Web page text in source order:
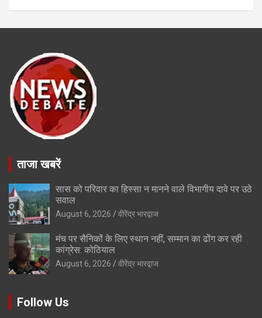
ताजा खबरें
सास को परिवार का हिस्सा न मानने वाले विभागीय दावे पर उठे
सवाल
August 6, 2026 वीरेंद्र भारद्वाज
मंच पर सैनिकों के लिए स्थान नहीं, सम्मान का ढोंग कर रही
कांग्रेस: कोठियाल
August 6, 2026 वीरेंद्र भारद्वाज
Follow Us